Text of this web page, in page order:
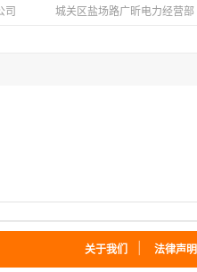
司 城关区盐场路广昕电力经营部
关于我们 法律声明